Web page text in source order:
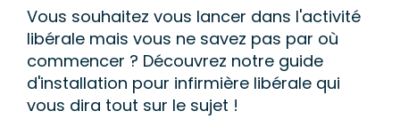
Vous souhaitez vous lancer dans l'activité
libérale mais vous ne savez pas par où
commencer ? Découvrez notre guide
d'installation pour infirmière libérale qui
vous dira tout sur le sujet !